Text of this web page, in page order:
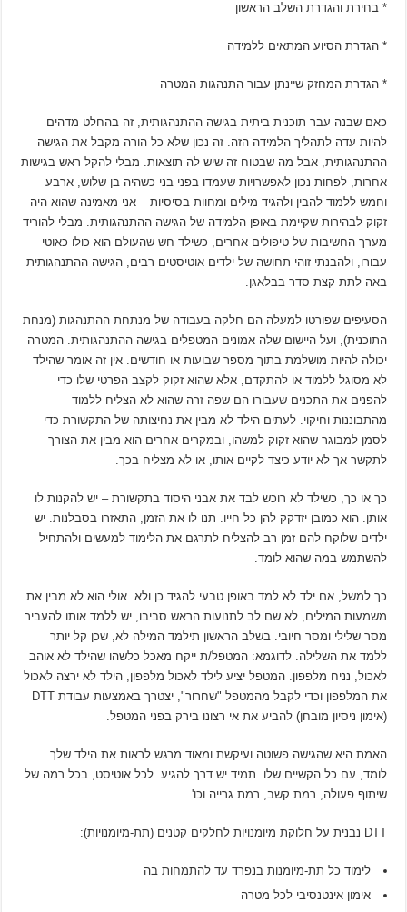
* בחירת והגדרת השלב הראשון
* הגדרת הסיוע המתאים ללמידה
* הגדרת המחזק שיינתן עבור התנהגות המטרה
כאם שבנה עבר תוכנית ביתית בגישה ההתנהגותית, זה בהחלט מדהים
להיות עדה לתהליך הלמידה הזה. זה נכון שלא כל הורה מקבל את הגישה
ההתנהגותית, אבל מה שבטוח זה שיש לה תוצאות. מבלי להקל ראש בגישות
אחרות, לפחות נכון לאפשרויות שעמדו בפני בני כשהיה בן שלוש, ארבע
וחמש ללמוד להבין ולהגיד מילים ומחוות בסיסיות – אני מאמינה שהוא היה
זקוק לבהירות שקיימת באופן הלמידה של הגישה ההתנהגותית. מבלי להוריד
מערך החשיבות של טיפולים אחרים, כשילד חש שהעולם הוא כולו כאוטי
עבורו, ולהבנתי זוהי תחושה של ילדים אוטיסטים רבים, הגישה ההתנהגותית
באה לתת קצת סדר בבלאגן.
הסעיפים שפורטו למעלה הם חלקה בעבודה של מנתחת ההתנהגות (מנחת
התוכנית), ועל היישום שלה אמונים המטפלים בגישה ההתנהגותית. המטרה
יכולה להיות מושלמת בתוך מספר שבועות או חודשים. אין זה אומר שהילד
לא מסוגל ללמוד או להתקדם, אלא שהוא זקוק לקצב הפרטי שלו כדי
להפנים את התכנים שעבורו הם שפה זרה שהוא לא הצליח ללמוד
מהתבוננות וחיקוי. לעתים הילד לא מבין את נחיצותה של התקשורת כדי
לסמן למבוגר שהוא זקוק למשהו, ובמקרים אחרים הוא מבין את הצורך
לתקשר אך לא יודע כיצד לקיים אותו, או לא מצליח בכך.
כך או כך, כשילד לא רוכש לבד את אבני היסוד בתקשורת – יש להקנות לו
אותן. הוא כמובן יזדקק להן כל חייו. תנו לו את הזמן, התאזרו בסבלנות. יש
ילדים שלוקח להם זמן רב להצליח לתרגם את הלימוד למעשים ולהתחיל
להשתמש במה שהוא לומד.
כך למשל, אם ילד לא למד באופן טבעי להגיד כן ולא. אולי הוא לא מבין את
משמעות המילים, לא שם לב לתנועות הראש סביבו, יש ללמד אותו להעביר
מסר שלילי ומסר חיובי. בשלב הראשון תילמד המילה לא, שכן קל יותר
ללמד את השלילה. לדוגמא: המטפל/ת ייקח מאכל כלשהו שהילד לא אוהב
לאכול, נניח מלפפון. המטפל יציע לילד לאכול מלפפון, הילד לא ירצה לאכול
את המלפפון וכדי לקבל מהמטפל "שחרור", יצטרך באמצעות עבודת DTT
(אימון ניסיון מובחן) להביע את אי רצונו בירק בפני המטפל.
האמת היא שהגישה פשוטה ועיקשת ומאוד מרגש לראות את הילד שלך
לומד, עם כל הקשיים שלו. תמיד יש דרך להגיע. לכל אוטיסט, בכל רמה של
שיתוף פעולה, רמת קשב, רמת גרייה וכו'.
DTT נבנית על חלוקת מיומנויות לחלקים קטנים (תת-מיומנויות):
לימוד כל תת-מיומנות בנפרד עד להתמחות בה
אימון אינטנסיבי לכל מטרה